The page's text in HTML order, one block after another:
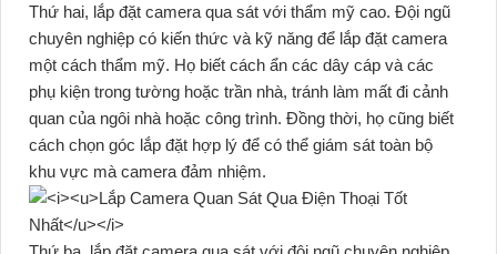
Thứ hai, lắp đặt camera qua sát với thẩm mỹ cao. Đội ngũ
chuyên nghiệp có kiến thức và kỹ năng để lắp đặt camera
một cách thẩm mỹ. Họ biết cách ẩn các dây cáp và các
phụ kiện trong tường hoặc trần nhà, tránh làm mất đi cảnh
quan của ngôi nhà hoặc công trình. Đồng thời, họ cũng biết
cách chọn góc lắp đặt hợp lý để có thể giám sát toàn bộ
khu vực mà camera đảm nhiệm.